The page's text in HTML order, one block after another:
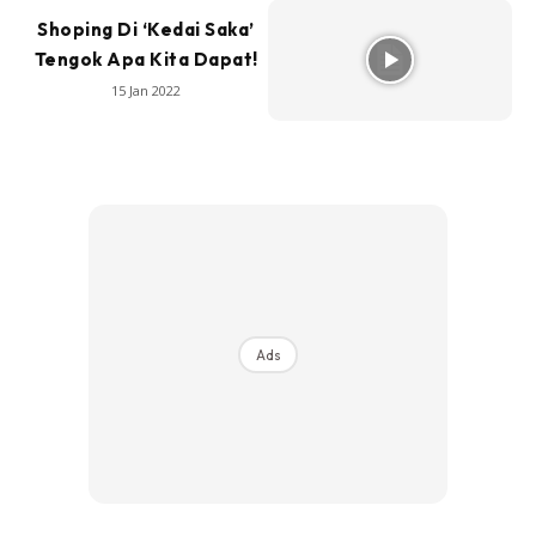
Shoping Di ‘Kedai Saka’
Tengok Apa Kita Dapat!
15 Jan 2022
Ads